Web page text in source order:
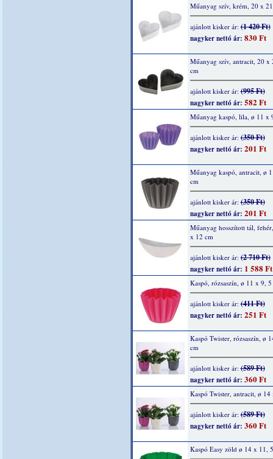
Műanyag szív, krém, 20 x
ajánlott kisker ár:(1 420 Ft)
nagyker nettó ár: 830 Ft
Műanyag szív, antracit, 20 x
cm
ajánlott kisker ár:(995 Ft)
nagyker nettó ár: 582 Ft
Műanyag kaspó, lila, ø 11 x
ajánlott kisker ár:(350 Ft)
nagyker nettó ár: 201 Ft
Műanyag kaspó, antracit, ø
cm
ajánlott kisker ár:(350 Ft)
nagyker nettó ár: 201 Ft
Műanyag hosszított tál,
x 12 cm
ajánlott kisker ár:(2 710 Ft)
nagyker nettó ár: 1 588 Ft
Kaspó, rózsaszín, ø 11 x 9,
ajánlott kisker ár:(411 Ft)
nagyker nettó ár: 251 Ft
Kaspó Twister, rózsaszín, ø
cm
ajánlott kisker ár:(589 Ft)
nagyker nettó ár: 360 Ft
Kaspó Twister, antracit, ø 14
ajánlott kisker ár:(589 Ft)
nagyker nettó ár: 360 Ft
Kaspó Easy zöld ø 14 x 11,